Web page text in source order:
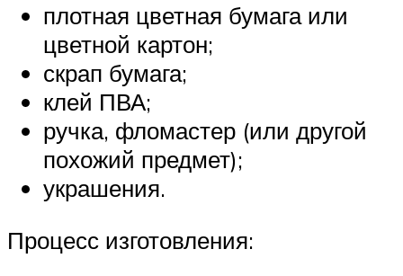
плотная цветная бумага или
цветной картон;
скрап бумага;
клей ПВА;
ручка, фломастер (или другой
похожий предмет);
украшения.
Процесс изготовления: